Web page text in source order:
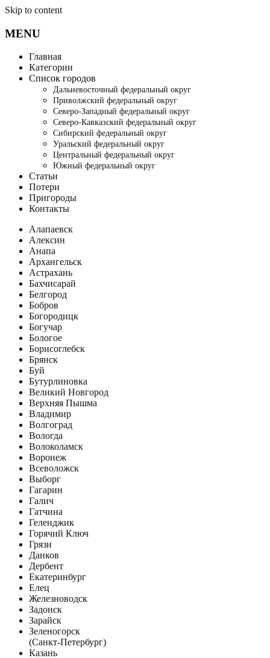
Skip to content
MENU
Главная
Категории
Список городов
Дальневосточный федеральный округ
Приволжский федеральный округ
Северо-Западный федеральный округ
Северо-Кавказский федеральный округ
Сибирский федеральный округ
Уральский федеральный округ
Центральный федеральный округ
Южный федеральный округ
Статьи
Потери
Пригороды
Контакты
Алапаевск
Алексин
Анапа
Архангельск
Астрахань
Бахчисарай
Белгород
Бобров
Богородицк
Богучар
Бологое
Борисоглебск
Брянск
Буй
Бутурлиновка
Великий Новгород
Верхняя Пышма
Владимир
Волгоград
Вологда
Волоколамск
Воронеж
Всеволожск
Выборг
Гагарин
Галич
Гатчина
Геленджик
Горячий Ключ
Грязи
Данков
Дербент
Екатеринбург
Елец
Железноводск
Задонск
Зарайск
Зеленогорск
(Санкт-Петербург)
Казань